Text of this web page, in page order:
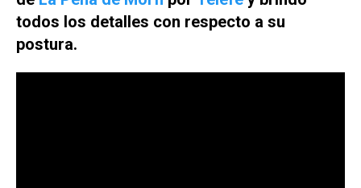
todos los detalles con respecto a su
postura.